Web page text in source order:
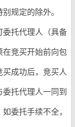
规定的除外。
委托代理人（具备
在竞买开始前向包
成功后，竞买人
委托代理人一同到
委托手续不全，